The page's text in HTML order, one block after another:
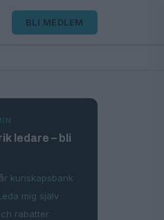
BLI MEDLEM
ledare – bli
kunskapsbank
mig själv
rabatter